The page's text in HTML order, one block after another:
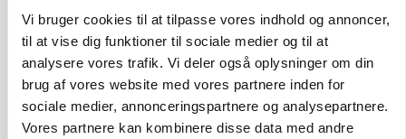
Vi bruger cookies til at tilpasse vores indhold og annoncer,
til at vise dig funktioner til sociale medier og til at
analysere vores trafik. Vi deler også oplysninger om din
brug af vores website med vores partnere inden for
sociale medier, annonceringspartnere og analysepartnere.
Vores partnere kan kombinere disse data med andre